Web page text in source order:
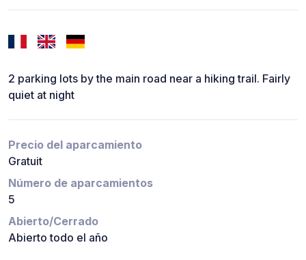
2 parking lots by the main road near a hiking trail. Fairly
quiet at night
Precio del aparcamiento
Gratuit
Número de aparcamientos
5
Abierto/Cerrado
Abierto todo el año